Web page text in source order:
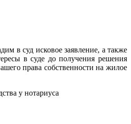
в суд исковое заявление, а также
в суде до получения решения
права собственности на жилое
у нотариуса